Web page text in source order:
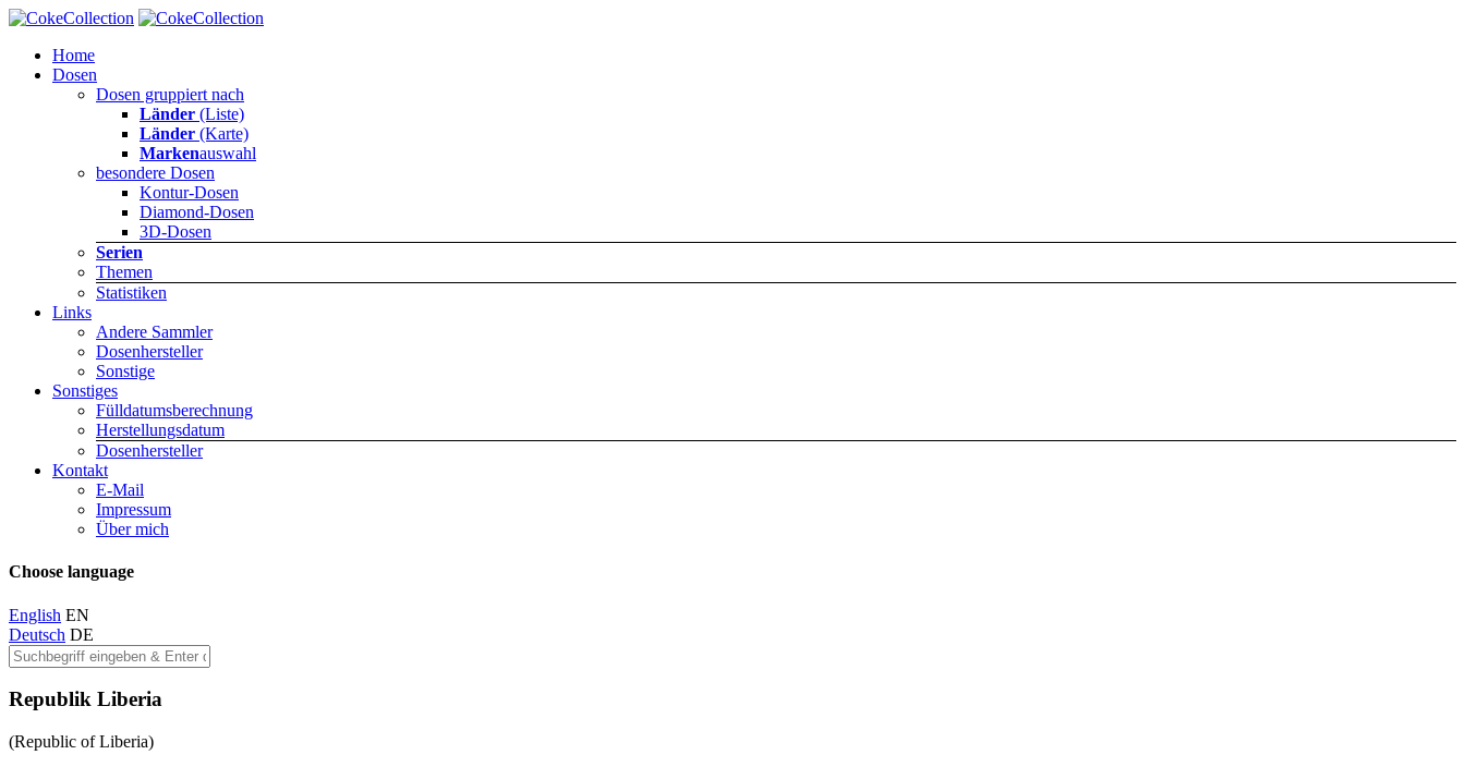
Home
Dosen
Dosen gruppiert nach
Länder (Liste)
Länder (Karte)
Markenauswahl
besondere Dosen
Kontur-Dosen
Diamond-Dosen
3D-Dosen
Serien
Themen
Statistiken
Links
Andere Sammler
Dosenhersteller
Sonstige
Sonstiges
Fülldatumsberechnung
Herstellungsdatum
Dosenhersteller
Kontakt
E-Mail
Impressum
Über mich
Choose language
English EN
Deutsch DE
Republik Liberia
(Republic of Liberia)